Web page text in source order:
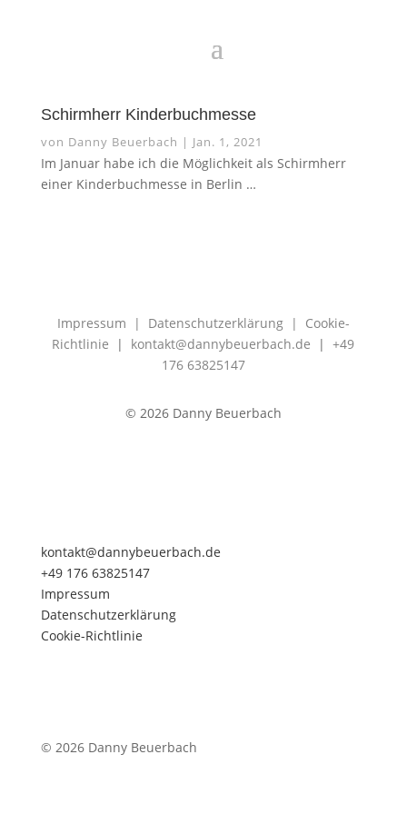
Schirmherr Kinderbuchmesse
von Danny Beuerbach | Jan. 1, 2021
Im Januar habe ich die Möglichkeit als Schirmherr
einer Kinderbuchmesse in Berlin …
Impressum | Datenschutzerklärung| Cookie-
Richtlinie | kontakt@dannybeuerbach.de |+49
176 63825147
© 2026 Danny Beuerbach
kontakt@dannybeuerbach.de
+49 176 63825147
Impressum
Datenschutzerklärung
Cookie-Richtlinie
© 2026 Danny Beuerbach